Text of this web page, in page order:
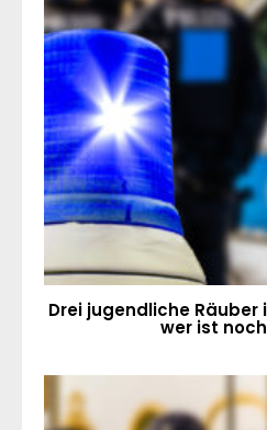
Drei jugendliche Räuber
wer ist